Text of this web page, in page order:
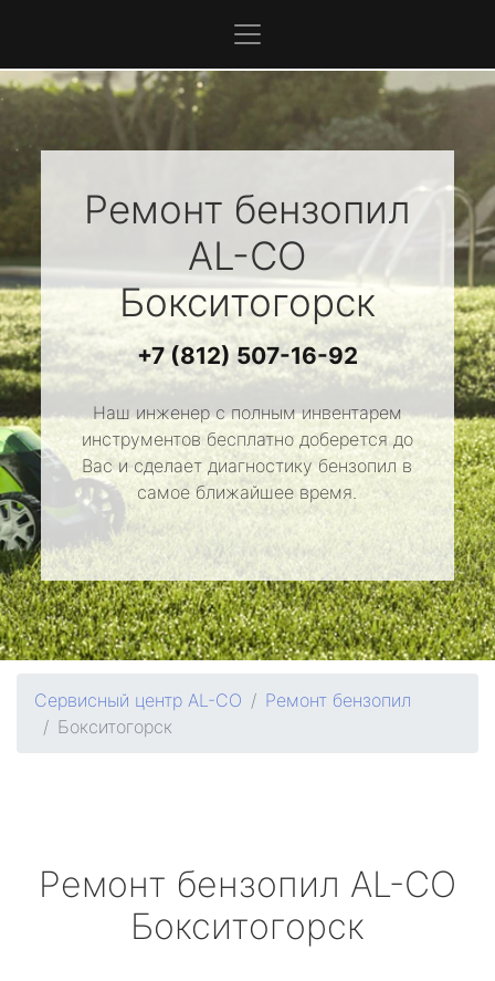
Ремонт бензопил
AL-CO
Бокситогорск
+7 (812) 507-16-92
Наш инженер с полным инвентарем
инструментов бесплатно доберется до
Вас и сделает диагностику бензопил в
самое ближайшее время.
Сервисный центр AL-CO
Ремонт бензопил
Бокситогорск
Ремонт бензопил AL-CO
Бокситогорск